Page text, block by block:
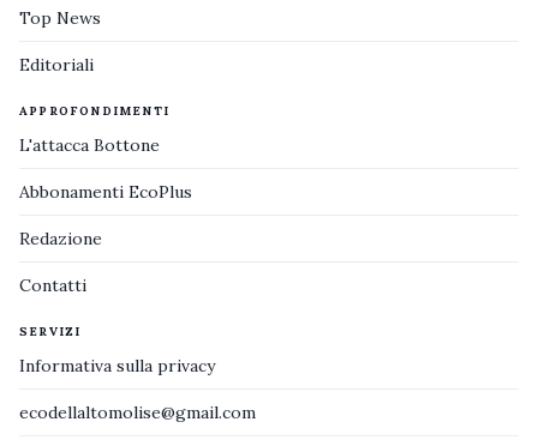
Top News
Editoriali
APPROFONDIMENTI
L'attacca Bottone
Abbonamenti EcoPlus
Redazione
Contatti
SERVIZI
Informativa sulla privacy
ecodellaltomolise@gmail.com